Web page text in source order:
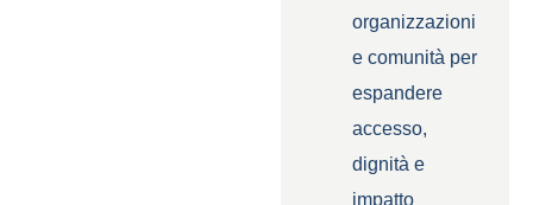
organizzazioni
e comunità per
espandere
accesso,
dignità e
impatto